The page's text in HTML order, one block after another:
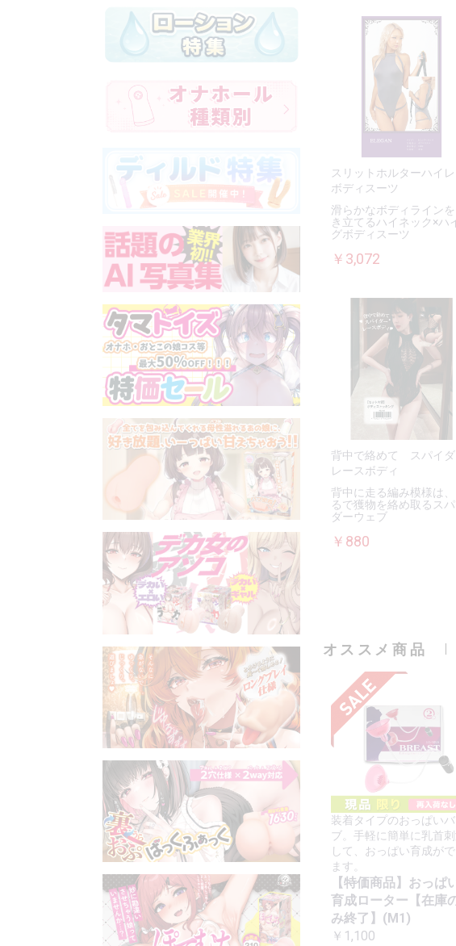
スリットホルターハイ
ボディスーツ
滑らかなボディラインを
き立てるハイネック×ハ
グボディスーツ
￥3,072
背中で絡めて スパイダ
レースボディ
背中に走る編み模様は、
るで獲物を絡め取るスパ
ダーウェブ
￥880
オススメ商品
装着タイプのおっぱいバ
ブ。手軽に簡単に乳首
して、おっぱい育成がで
ます。
【特価商品】おっぱ
育成ローター【在庫
み終了】(M1)
￥1,100